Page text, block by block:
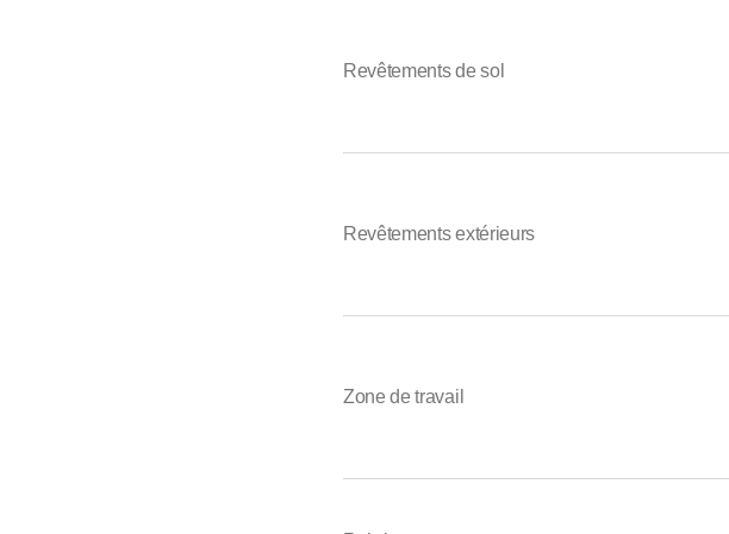
Revêtements de sol
Revêtements extérieurs
Zone de travail